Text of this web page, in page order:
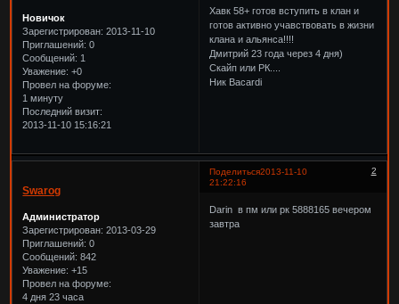
Новичок
Зарегистрирован: 2013-11-10
Приглашений: 0
Сообщений: 1
Уважение: +0
Провел на форуме:
1 минуту
Последний визит:
2013-11-10 15:16:21
Хавк 58+ готов вступить в клан и
готов активно учавствовать в жизни
клана и альянса!!!!
Дмитрий 23 года через 4 дня)
Скайп или РК....
Ник Bacardi
Поделиться 2
2013-11-10
21:22:16
Swarog
Администратор
Зарегистрирован: 2013-03-29
Приглашений: 0
Сообщений: 842
Уважение: +15
Провел на форуме:
4 дня 23 часа
Darin в пм или рк 5888165 вечером
завтра